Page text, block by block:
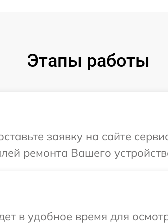
Этапы работы
заявку на сайте
ремонта Вашего
в удобное время для